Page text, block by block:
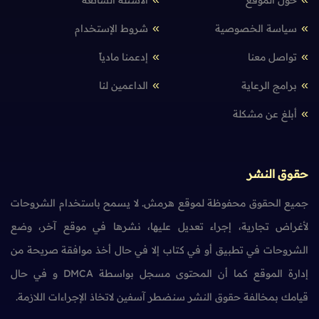
سياسة الخصوصية شروط الإستخدام
تواصل معنا إدعمنا مادياً
برامج الرعاية الداعمين لنا
أبلغ عن مشكلة
حقوق النشر
جميع الحقوق محفوظة لموقع هرمش. لا يسمح باستخدام الشروحات
لأغراض تجارية، إجراء تعديل عليها، نشرها في موقع آخر، وضع
الشروحات في تطبيق أو في كتاب إلا في حال أخذ موافقة صريحة من
إدارة الموقع كما أن المحتوى مسجل بواسطة DMCA و في حال
قيامك بمخالفة حقوق النشر سنضطر آسفين لاتخاذ الإجراءات اللازمة.